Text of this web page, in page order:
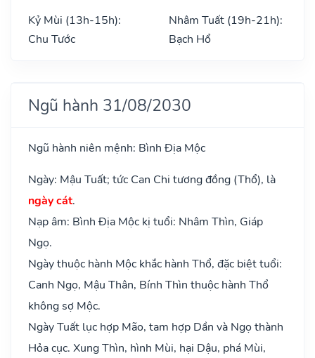
Kỷ Mùi (13h-15h):
Chu Tước
Nhâm Tuất (19h-21h):
Bạch Hổ
Ngũ hành 31/08/2030
Ngũ hành niên mệnh: Bình Địa Mộc
Ngày: Mậu Tuất; tức Can Chi tương đồng (Thổ), là
ngày cát.
Nạp âm: Bình Địa Mộc kị tuổi: Nhâm Thìn, Giáp
Ngọ.
Ngày thuộc hành Mộc khắc hành Thổ, đặc biệt tuổi:
Canh Ngọ, Mậu Thân, Bính Thìn thuộc hành Thổ
không sợ Mộc.
Ngày Tuất lục hợp Mão, tam hợp Dần và Ngọ thành
Hỏa cục. Xung Thìn, hình Mùi, hại Dậu, phá Mùi,